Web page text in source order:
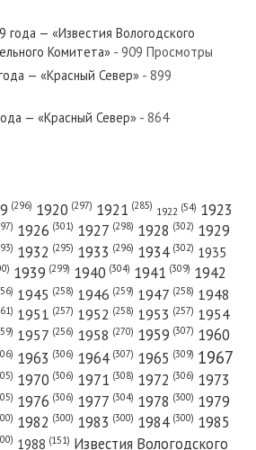
года — «Красный Север»
— «Красный Север»
— «Красный Север»
года — «Красный Север»
— «Известия Вологодского
Комитета» - 909 Просмотры
— «Красный Север» - 899
— «Красный Север» - 864
(296) 1920 (297) 1921 (285) 1922 (54) 1923
1926 (301) 1927 (298) 1928 (302) 1929
1932 (295) 1933 (296) 1934 (302) 1935
1939 (299) 1940 (304) 1941 (309) 1942
1945 (258) 1946 (259) 1947 (258) 1948
1951 (257) 1952 (258) 1953 (257) 1954
1957 (256) 1958 (270) 1959 (307) 1960
1963 (306) 1964 (307) 1965 (309) 1967
1970 (306) 1971 (308) 1972 (306) 1973
1976 (306) 1977 (304) 1978 (300) 1979
1982 (300) 1983 (300) 1984 (300) 1985
1988 (151) Известия Вологодского